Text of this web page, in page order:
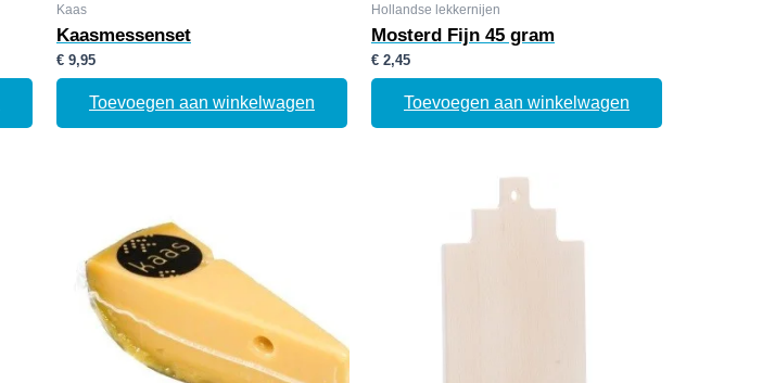
Kaas
Kaasmessenset
€ 9,95
Toevoegen aan winkelwagen
Hollandse lekkernijen
Mosterd Fijn 45 gram
€ 2,45
Toevoegen aan winkelwagen